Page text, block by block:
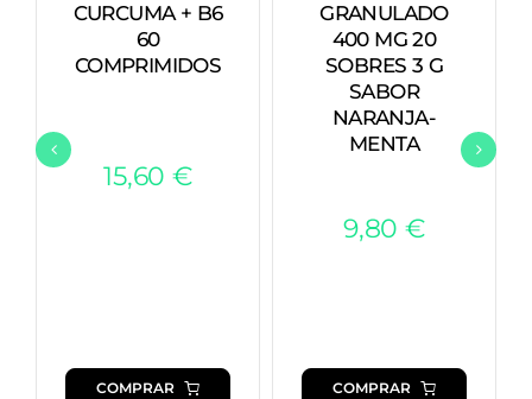
CURCUMA + B6
60
COMPRIMIDOS
15,60 €
COMPRAR
GRANULADO
400 MG 20
SOBRES 3 G
SABOR
NARANJA-
MENTA
9,80€
COMPRAR